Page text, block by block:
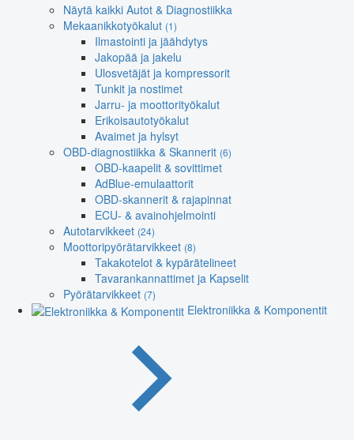
Näytä kaikki Autot & Diagnostiikka
Mekaanikkotyökalut (1)
Ilmastointi ja jäähdytys
Jakopää ja jakelu
Ulosvetäjät ja kompressorit
Tunkit ja nostimet
Jarru- ja moottorityökalut
Erikoisautotyökalut
Avaimet ja hylsyt
OBD-diagnostiikka & Skannerit (6)
OBD-kaapelit & sovittimet
AdBlue-emulaattorit
OBD-skannerit & rajapinnat
ECU- & avainohjelmointi
Autotarvikkeet (24)
Moottoripyörätarvikkeet (8)
Takakotelot & kypärätelineet
Tavarankannattimet ja Kapselit
Pyörätarvikkeet (7)
Elektroniikka & Komponentit